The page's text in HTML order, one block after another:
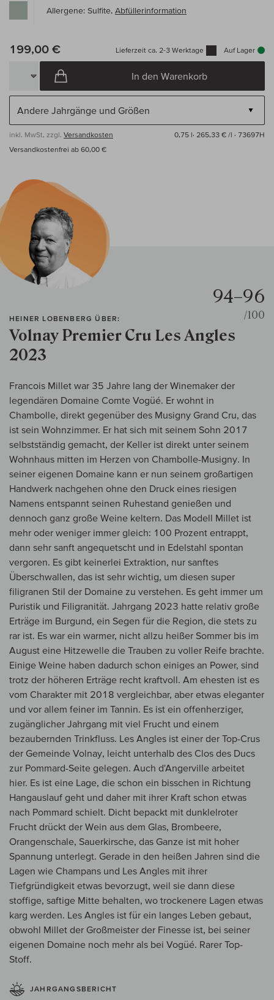
Allergene: Sulfite, Abfüllerinformation
199,00 € Lieferzeit ca. 2-3 Werktage Auf Lager
In den Warenkorb
inkl. MwSt, zzgl. Versandkosten 0,75 l· 265,33 € /l · 73697H
Versandkostenfrei ab 60,00 €
HEINER LOBENBERG ÜBER:
Volnay Premier Cru Les Angles
2023
94–96
/100
Francois Millet war 35 Jahre lang der Winemaker der
legendären Domaine Comte Vogüé. Er wohnt in
Chambolle, direkt gegenüber des Musigny Grand Cru, das
ist sein Wohnzimmer. Er hat sich mit seinem Sohn 2017
selbstständig gemacht, der Keller ist direkt unter seinem
Wohnhaus mitten im Herzen von Chambolle-Musigny. In
seiner eigenen Domaine kann er nun seinem großartigen
Handwerk nachgehen ohne den Druck eines riesigen
Namens entspannt seinen Ruhestand genießen und
dennoch ganz große Weine keltern. Das Modell Millet ist
mehr oder weniger immer gleich: 100 Prozent entrappt,
dann sehr sanft angequetscht und in Edelstahl spontan
vergoren. Es gibt keinerlei Extraktion, nur sanftes
Überschwallen, das ist sehr wichtig, um diesen super
filigranen Stil der Domaine zu verstehen. Es geht immer um
Puristik und Filigranität. Jahrgang 2023 hatte relativ große
Erträge im Burgund, ein Segen für die Region, die stets zu
rar ist. Es war ein warmer, nicht allzu heißer Sommer bis im
August eine Hitzewelle die Trauben zu voller Reife brachte.
Einige Weine haben dadurch schon einiges an Power, sind
trotz der höheren Erträge recht kraftvoll. Am ehesten ist es
vom Charakter mit 2018 vergleichbar, aber etwas eleganter
und vor allem feiner im Tannin. Es ist ein offenherziger,
zugänglicher Jahrgang mit viel Frucht und einem
bezaubernden Trinkfluss. Les Angles ist einer der Top-Crus
der Gemeinde Volnay, leicht unterhalb des Clos des Ducs
zur Pommard-Seite gelegen. Auch d'Angerville arbeitet
hier. Es ist eine Lage, die schon ein bisschen in Richtung
Hangauslauf geht und daher mit ihrer Kraft schon etwas
nach Pommard schielt. Dicht bepackt mit dunklelroter
Frucht drückt der Wein aus dem Glas, Brombeere,
Orangenschale, Sauerkirsche, das Ganze ist mit hoher
Spannung unterlegt. Gerade in den heißen Jahren sind die
Lagen wie Champans und Les Angles mit ihrer
Tiefgründigkeit etwas bevorzugt, weil sie dann diese
stoffige, saftige Mitte behalten, wo trockenere Lagen etwas
karg werden. Les Angles ist für ein langes Leben gebaut,
obwohl Millet der Großmeister der Finesse ist, bei seiner
eigenen Domaine noch mehr als bei Vogüé. Rarer Top-
Stoff.
JAHRGANGSBERICHT